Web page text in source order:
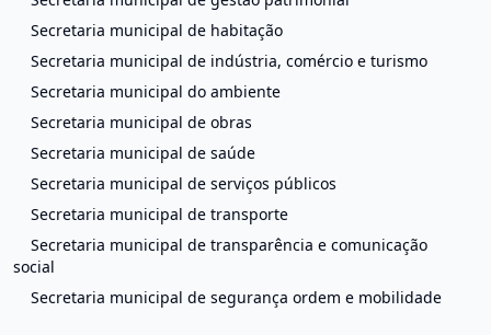
Secretaria municipal de habitação
Secretaria municipal de indústria, comércio e turismo
Secretaria municipal do ambiente
Secretaria municipal de obras
Secretaria municipal de saúde
Secretaria municipal de serviços públicos
Secretaria municipal de transporte
Secretaria municipal de transparência e comunicação
social
Secretaria municipal de segurança ordem e mobilidade